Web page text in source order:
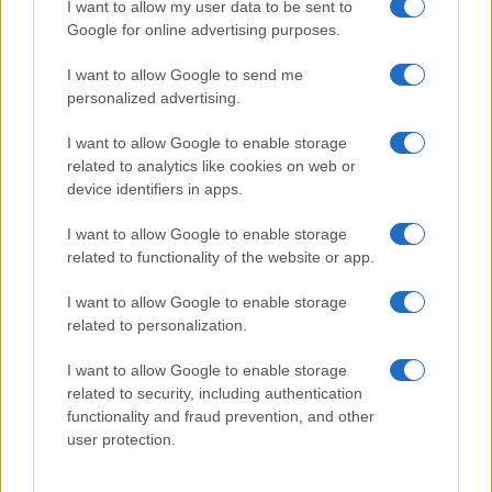
I want to allow my user data to be sent to
Google for online advertising purposes.
I want to allow Google to send me
personalized advertising.
I want to allow Google to enable storage
related to analytics like cookies on web or
device identifiers in apps.
I want to allow Google to enable storage
related to functionality of the website or app.
I want to allow Google to enable storage
related to personalization.
I want to allow Google to enable storage
related to security, including authentication
functionality and fraud prevention, and other
user protection.
Musk le suona all’Economist: ciò che
chiamate estrema destra è buon
senso
diFederico Punzi
25 Luglio 2026, 5:58